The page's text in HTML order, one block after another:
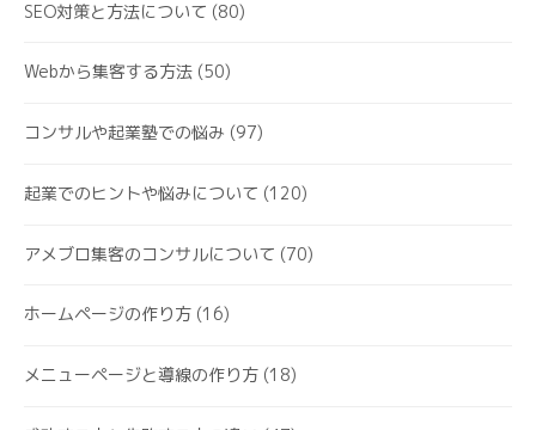
SEO対策と方法について (80)
Webから集客する方法 (50)
コンサルや起業塾での悩み (97)
起業でのヒントや悩みについて (120)
アメブロ集客のコンサルについて (70)
ホームページの作り方 (16)
メニューページと導線の作り方 (18)